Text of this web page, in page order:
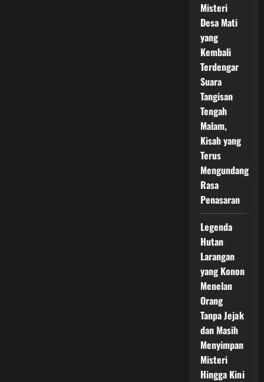
Misteri
Desa Mati
yang
Kembali
Terdengar
Suara
Tangisan
Tengah
Malam,
Kisah yang
Terus
Mengundang
Rasa
Penasaran
Legenda
Hutan
Larangan
yang Konon
Menelan
Orang
Tanpa Jejak
dan Masih
Menyimpan
Misteri
Hingga Kini